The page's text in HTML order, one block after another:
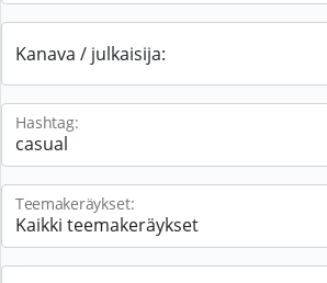
Kanava / julkaisija:
Hashtag:
Teemakeräykset: